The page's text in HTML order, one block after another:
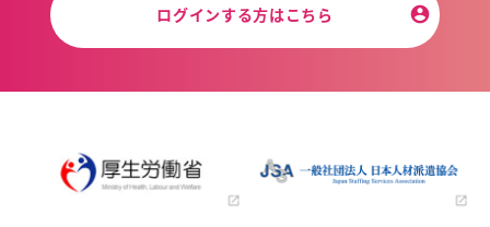
ログインする方はこちら